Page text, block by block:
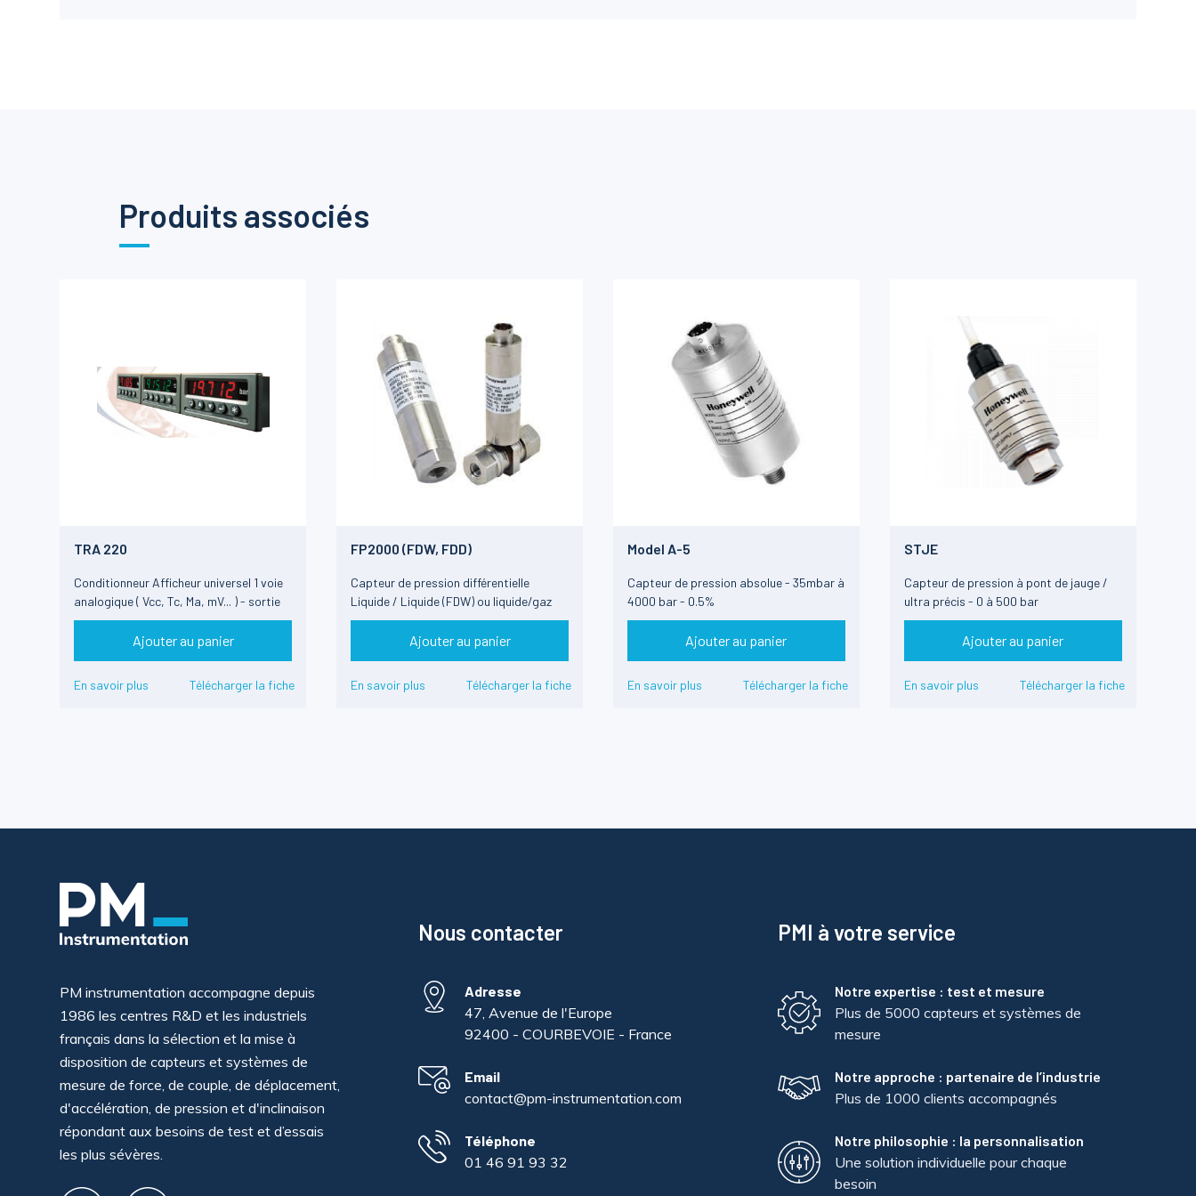
Produits associés
TRA 220
Conditionneur Afficheur universel 1 voie
analogique ( Vcc, Tc, Ma, mV... ) - sortie
RS-485
Ajouter au panier
En savoir plus Télécharger la fiche
FP2000 (FDW, FDD)
Capteur de pression différentielle
Liquide / Liquide (FDW) ou liquide/gaz
(FDD)
Ajouter au panier
En savoir plus Télécharger la fiche
Model A-5
Capteur de pression absolue - 35mbar à
4000 bar - 0.5%
Ajouter au panier
En savoir plus Télécharger la fiche
STJE
Capteur de pression à pont de jauge /
ultra précis - 0 à 500 bar
Ajouter au panier
En savoir plus Télécharger la fiche
PM instrumentation accompagne depuis
1986 les centres R&D et les industriels
français dans la sélection et la mise à
disposition de capteurs et systèmes de
mesure de force, de couple, de déplacement,
d'accélération, de pression et d'inclinaison
répondant aux besoins de test et d’essais
les plus sévères.
Nous contacter
Adresse
47, Avenue de l'Europe
92400 - COURBEVOIE - France
Email
contact@pm-instrumentation.com
Téléphone
01 46 91 93 32
PMI à votre service
Notre expertise : test et mesure
Plus de 5000 capteurs et systèmes de
mesure
Notre approche : partenaire de l’industrie
Plus de 1000 clients accompagnés
Notre philosophie : la personnalisation
Une solution individuelle pour chaque
besoin